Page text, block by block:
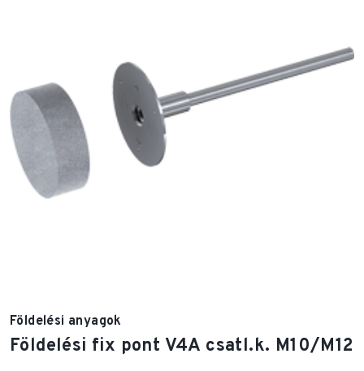
Földelési anyagok
Földelési fix pont V4A csatl.k. M10/M12